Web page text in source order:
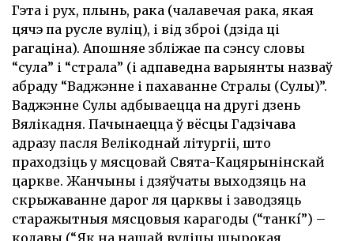
Гэта і рух, плынь, рака (чалавечая рака, якая
цячэ па русле вуліц), і від зброі (дзіда ці
рагаціна). Апошняе збліжае па сэнсу словы
“сула” і “страла” (і адпаведна варыянты назваў
абраду “Ваджэнне і пахаванне Стралы (Сулы)”.
Ваджэнне Сулы адбываецца на другі дзень
Вялікадня. Пачынаецца ў вёсцы Гадзічава
адразу пасля Велікоднай літургіі, што
праходзіць у мясцовай Свята-Кацярынінскай
царкве. Жанчыны і дзяўчаты выходзяць на
скрыжаванне дарог ля царквы і заводзяць
старажытныя мясцовыя карагоды (“танкí”) –
колавы (“Як на нашай вуліцы шырокая